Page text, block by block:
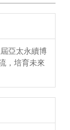
亞太永續博
，培育未來